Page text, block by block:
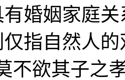
婚姻家庭
指自然人
不欲其子之